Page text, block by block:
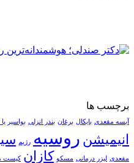
برچسب ها
آبسه مقعدی بایکال برغان بندر انزلی بواسیر
انیمیشن روسیه رژیم
مقعدی لیزر درمانی مسکو کازان کیست